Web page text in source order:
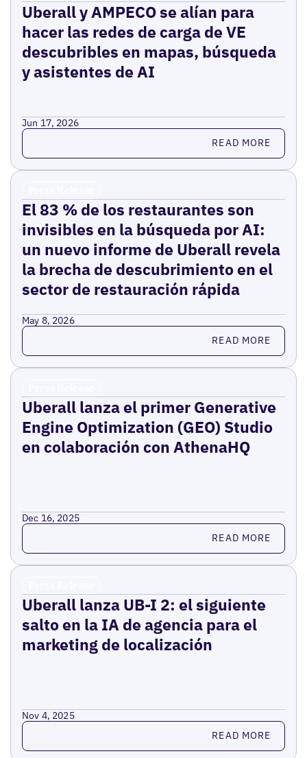
Uberall y AMPECO se alían para
hacer las redes de carga de VE
descubribles en mapas, búsqueda
y asistentes de AI
Jun 17, 2026
Read more READ MORE
El 83 % de los restaurantes son
invisibles en la búsqueda por AI:
un nuevo informe de Uberall revela
la brecha de descubrimiento en el
sector de restauración rápida
May 8, 2026
Read more READ MORE
Uberall lanza el primer Generative
Engine Optimization (GEO) Studio
en colaboración con AthenaHQ
Dec 16, 2025
Read more READ MORE
Uberall lanza UB-I 2: el siguiente
salto en la IA de agencia para el
marketing de localización
Nov 4, 2025
Read more READ MORE